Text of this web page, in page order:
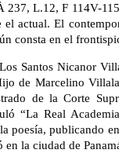
237, L.12, F 114V-
actual. El
consta en el
Santos Nicanor
de Marcelino
de la Corte
“La Real
poesía, publicando
la ciudad de